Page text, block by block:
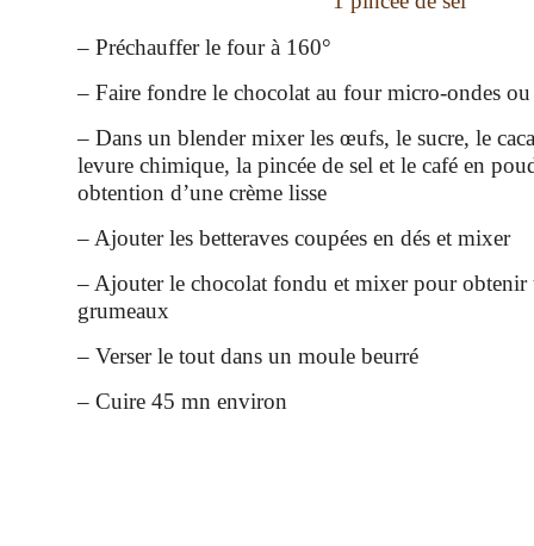
– Préchauffer le four à 160°
– Faire fondre le chocolat au four micro-ondes
– Dans un blender mixer les œufs, le sucre, le
levure chimique, la pincée de sel et le café en
obtention d’une crème lisse
– Ajouter les betteraves coupées en dés et mixer
– Ajouter le chocolat fondu et mixer pour obtenir
grumeaux
– Verser le tout dans un moule beurré
– Cuire 45 mn environ